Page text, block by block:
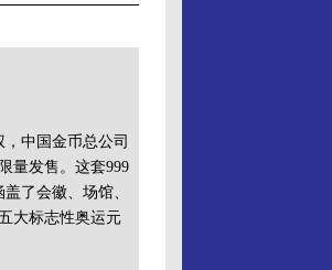
中国金币总公司
量发售。这套999
了会徽、场馆、
大标志性奥运元